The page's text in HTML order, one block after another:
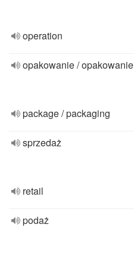
operation
opakowanie / opakowanie
package / packaging
sprzedaż
retail
podaż